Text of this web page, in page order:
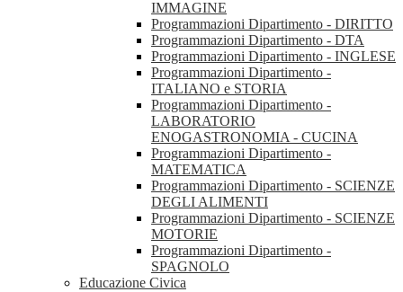
IMMAGINE
Programmazioni Dipartimento - DIRITTO
Programmazioni Dipartimento - DTA
Programmazioni Dipartimento - INGLESE
Programmazioni Dipartimento -
ITALIANO e STORIA
Programmazioni Dipartimento -
LABORATORIO
ENOGASTRONOMIA - CUCINA
Programmazioni Dipartimento -
MATEMATICA
Programmazioni Dipartimento - SCIENZE
DEGLI ALIMENTI
Programmazioni Dipartimento - SCIENZE
MOTORIE
Programmazioni Dipartimento -
SPAGNOLO
Educazione Civica